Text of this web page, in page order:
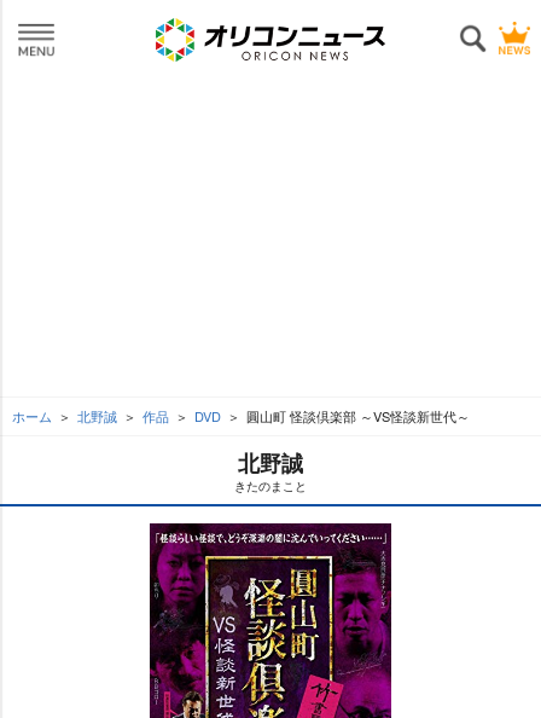
ホーム 北野誠 作品 DVD 圓山町 怪談倶楽部 ～VS怪談新世代～
北野誠
きたのまこと